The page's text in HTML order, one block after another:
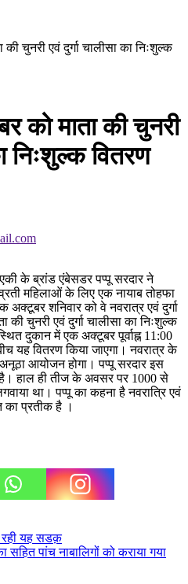
चुनरी एवं दुर्गा चालीसा का निःशुल्क
को माता की चुनरी
निःशुल्क वितरण
के ब्रांड एंबेसडर पप्पू सरदार ने
महिलाओं के लिए एक नायाब तोहफा
शनिवार को वे नवरात्र एवं दुर्गा
चुनरी एवं दुर्गा चालीसा का निःशुल्क
दुकान में एक अक्टूबर पूर्वाह्न 11:00
यह वितरण किया जाएगा। नवरात्र के
आयोजन होगा। पप्पू सरदार इस
हाल ही तीज के अवसर पर 1000 से
था। पप्पू का कहना है नवरात्रि एवं
का प्रतीक है ।
रही यह सडक़
पांच नाबालिगों को कराया गया